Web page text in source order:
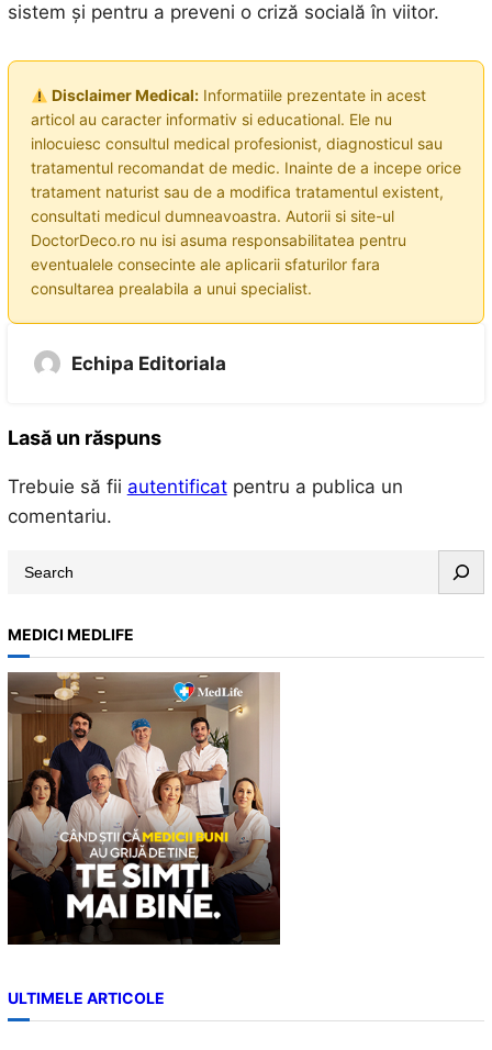
sistem și pentru a preveni o criză socială în viitor.
Disclaimer Medical:Informatiile prezentate in acest
articol au caracter informativ si educational. Ele nu
inlocuiesc consultul medical profesionist, diagnosticul sau
tratamentul recomandat de medic. Inainte de a incepe orice
tratament naturist sau de a modifica tratamentul existent,
consultati medicul dumneavoastra. Autorii si site-ul
DoctorDeco.ro nu isi asuma responsabilitatea pentru
eventualele consecinte ale aplicarii sfaturilor fara
consultarea prealabila a unui specialist.
Echipa Editoriala
Lasă un răspuns
Trebuie să fii autentificatpentru a publica un
comentariu.
a
r
c
h
MEDICI MEDLIFE
ULTIMELE ARTICOLE